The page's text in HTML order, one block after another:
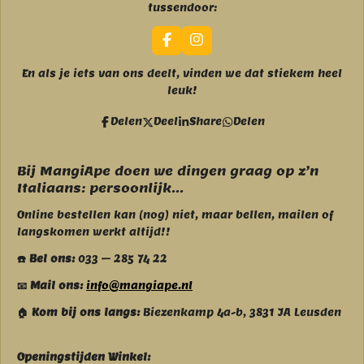
tussendoor:
F
a
c
e
b
o
I
n
s
t
a
r
En als je iets van ons deelt, vinden we dat stiekem heel
leuk!
Delen Deel Share Delen
Bij MangiApe doen we dingen graag op z’n
Italiaans: persoonlijk...
Online bestellen kan (nog) niet, maar bellen, mailen of
langskomen werkt altijd!!
☎️ Bel ons: 033 – 285 74 22
📧 Mail ons: info@mangiape.nl
🏠 Kom bij ons langs: Biezenkamp 4a-b, 3831 JA Leusden
Openingstijden Winkel: